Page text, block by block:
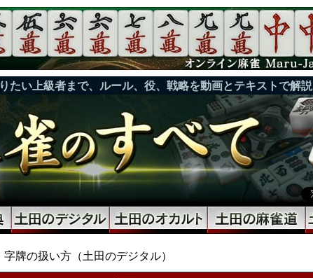
たい上級者まで、ルール、役、戦略を動画とテキストで解説
字牌の扱い方（土田のデジタル）